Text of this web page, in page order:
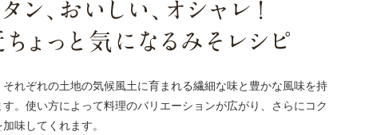
それぞれの土地の気候風土に育まれる繊細な味と豊かな風味を持
す。使い方によって料理のバリエーションが広がり、さらにコク
味してくれます。